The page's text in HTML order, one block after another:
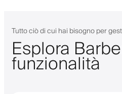
Tutto ciò di cui hai bisogno per
Esplora
funzionalità